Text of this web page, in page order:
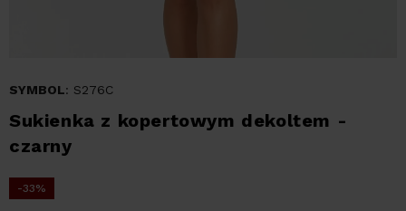
SYMBOL: S276C
Sukienka z kopertowym dekoltem -
czarny
-33%